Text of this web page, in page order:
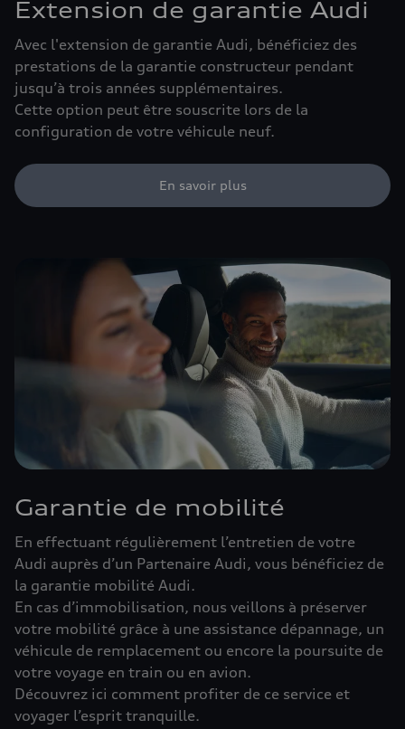
Extension de garantie Audi
Avec l'extension de garantie Audi, bénéficiez des
prestations de la garantie constructeur pendant
jusqu’à trois années supplémentaires.
Cette option peut être souscrite lors de la
configuration de votre véhicule neuf.
En savoir plus
Garantie de mobilité
En effectuant régulièrement l’entretien de votre
Audi auprès d’un Partenaire Audi, vous bénéficiez de
la garantie mobilité Audi.
En cas d’immobilisation, nous veillons à préserver
votre mobilité grâce à une assistance dépannage, un
véhicule de remplacement ou encore la poursuite de
votre voyage en train ou en avion.
Découvrez ici comment profiter de ce service et
voyager l’esprit tranquille.